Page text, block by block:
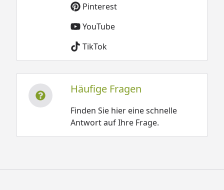
Pinterest
YouTube
TikTok
Häufige Fragen
Finden Sie hier eine schnelle
Antwort auf Ihre Frage.